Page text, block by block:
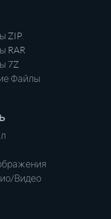
ZIP
RAR
7Z
Файлы
Видео